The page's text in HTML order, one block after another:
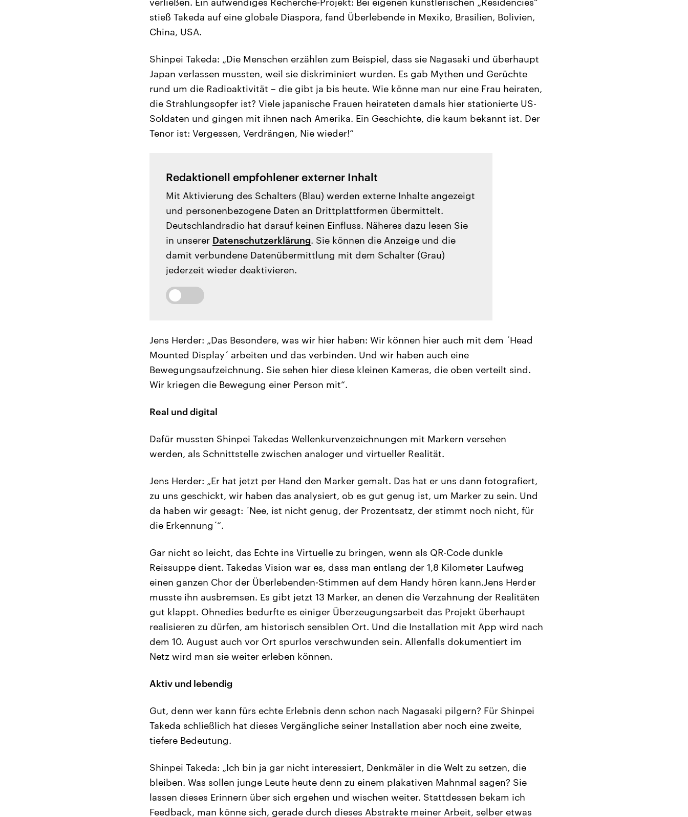
stieß Takeda auf eine globale Diaspora, fand Überlebende in Mexiko, Brasilien, Bolivien,
China, USA.
Shinpei Takeda: „Die Menschen erzählen zum Beispiel, dass sie Nagasaki und überhaupt
Japan verlassen mussten, weil sie diskriminiert wurden. Es gab Mythen und Gerüchte
rund um die Radioaktivität – die gibt ja bis heute. Wie könne man nur eine Frau heiraten,
die Strahlungsopfer ist? Viele japanische Frauen heirateten damals hier stationierte US-
Soldaten und gingen mit ihnen nach Amerika. Ein Geschichte, die kaum bekannt ist. Der
Tenor ist: Vergessen, Verdrängen, Nie wieder!“
Redaktionell empfohlener externer Inhalt
Mit Aktivierung des Schalters (Blau) werden externe Inhalte angezeigt
und personenbezogene Daten an Drittplattformen übermittelt.
Deutschlandradio hat darauf keinen Einfluss. Näheres dazu lesen Sie
in unserer Datenschutzerklärung. Sie können die Anzeige und die
damit verbundene Datenübermittlung mit dem Schalter (Grau)
jederzeit wieder deaktivieren.
Jens Herder: „Das Besondere, was wir hier haben: Wir können hier auch mit dem ´Head
Mounted Display´ arbeiten und das verbinden. Und wir haben auch eine
Bewegungsaufzeichnung. Sie sehen hier diese kleinen Kameras, die oben verteilt sind.
Wir kriegen die Bewegung einer Person mit“.
Real und digital
Dafür mussten Shinpei Takedas Wellenkurvenzeichnungen mit Markern versehen
werden, als Schnittstelle zwischen analoger und virtueller Realität.
Jens Herder: „Er hat jetzt per Hand den Marker gemalt. Das hat er uns dann fotografiert,
zu uns geschickt, wir haben das analysiert, ob es gut genug ist, um Marker zu sein. Und
da haben wir gesagt: ´Nee, ist nicht genug, der Prozentsatz, der stimmt noch nicht, für
die Erkennung´“.
Gar nicht so leicht, das Echte ins Virtuelle zu bringen, wenn als QR-Code dunkle
Reissuppe dient. Takedas Vision war es, dass man entlang der 1,8 Kilometer Laufweg
einen ganzen Chor der Überlebenden-Stimmen auf dem Handy hören kann.Jens Herder
musste ihn ausbremsen. Es gibt jetzt 13 Marker, an denen die Verzahnung der Realitäten
gut klappt. Ohnedies bedurfte es einiger Überzeugungsarbeit das Projekt überhaupt
realisieren zu dürfen, am historisch sensiblen Ort. Und die Installation mit App wird nach
dem 10. August auch vor Ort spurlos verschwunden sein. Allenfalls dokumentiert im
Netz wird man sie weiter erleben können.
Aktiv und lebendig
Gut, denn wer kann fürs echte Erlebnis denn schon nach Nagasaki pilgern? Für Shinpei
Takeda schließlich hat dieses Vergängliche seiner Installation aber noch eine zweite,
tiefere Bedeutung.
Shinpei Takeda: „Ich bin ja gar nicht interessiert, Denkmäler in die Welt zu setzen, die
bleiben. Was sollen junge Leute heute denn zu einem plakativen Mahnmal sagen? Sie
lassen dieses Erinnern über sich ergehen und wischen weiter. Stattdessen bekam ich
Feedback, man könne sich, gerade durch dieses Abstrakte meiner Arbeit, selber etwas